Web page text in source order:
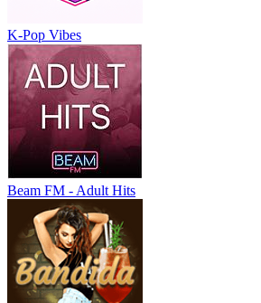
K-Pop Vibes
Beam FM - Adult Hits